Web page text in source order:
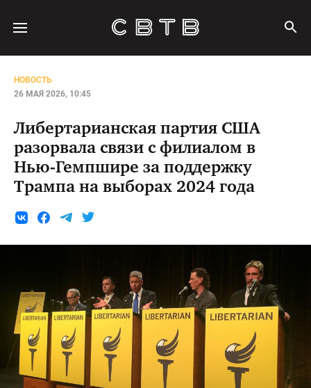
НОВОСТЬ
26 МАЯ 2026, 10:45
Либертарианская партия США
разорвала связи с филиалом в
Нью-Гемпшире за поддержку
Трампа на выборах 2024 года